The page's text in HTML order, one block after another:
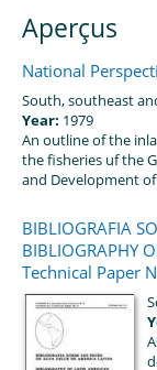
Aperçus
National
South, southeast
Year: 1979
An outline of the
the fisheries uf the
and Development
BIBLIOGRAFIA
BIBLIOGRAPHY
Technical Paper